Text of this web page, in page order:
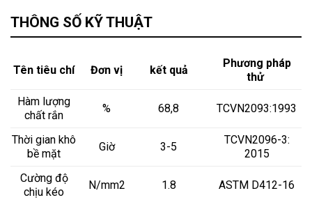
THÔNG SỐ KỸ THUẬT
Tên tiêu chí Đơn vị kết quả
Phương pháp
thử
Hàm lượng
chất rắn
% 68,8 TCVN2093:1993
Thời gian khô
bề mặt
Giờ 3-5
TCVN2096-3:
2015
Cường độ
chịu kéo
N/mm2 1.8 ASTM D412-16